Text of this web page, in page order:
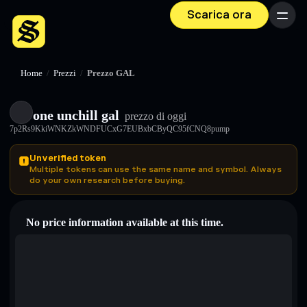
Scarica ora Menu
Home / Prezzi / Prezzo GAL
one unchill gal prezzo di oggi
7p2Rs9KkiWNKZkWNDFUCxG7EUBxbCByQC95fCNQ8pump
Unverified token
Multiple tokens can use the same name and symbol. Always
do your own research before buying.
No price information available at this time.